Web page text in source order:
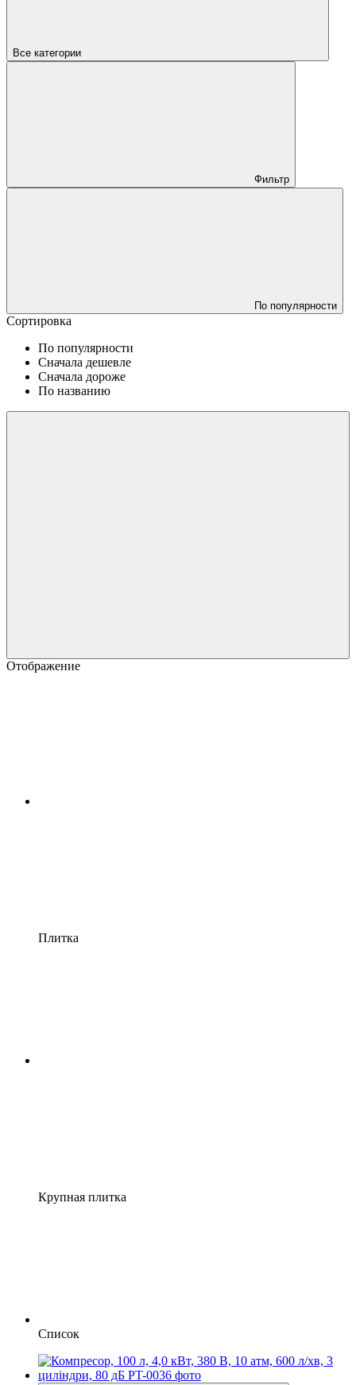
Все категории
Фильтр
По популярности
Сортировка
По популярности
Сначала дешевле
Сначала дороже
По названию
Отображение
Плитка
Крупная плитка
Список